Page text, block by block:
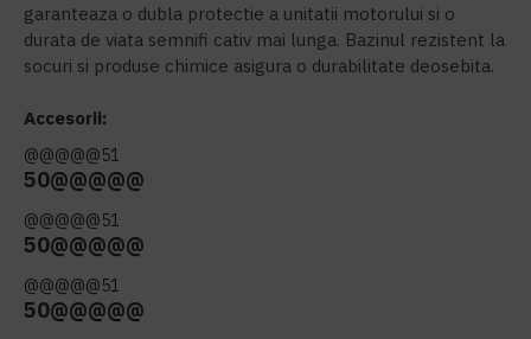
garanteaza o dubla protectie a unitatii motorului si o
durata de viata semnifi cativ mai lunga. Bazinul rezistent la
socuri si produse chimice asigura o durabilitate deosebita.
Accesorii:
@@@@@51
50@@@@@
@@@@@51
50@@@@@
@@@@@51
50@@@@@